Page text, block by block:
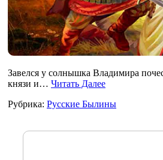
Завелся у солнышка Владимира
князи и… Читать Далее
Рубрика: Русские Былины